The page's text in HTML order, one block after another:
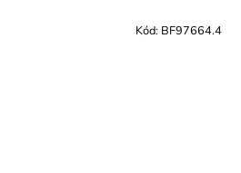
Kód: BF97664.4